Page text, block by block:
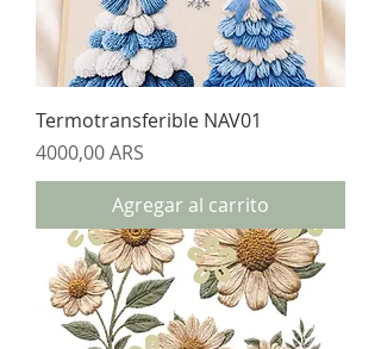
Termotransferible NAV01
Precio
4000,00 ARS
Agregar al carrito